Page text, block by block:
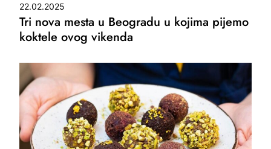
22.02.2025
Tri nova mesta u Beogradu u kojima pijemo
koktele ovog vikenda